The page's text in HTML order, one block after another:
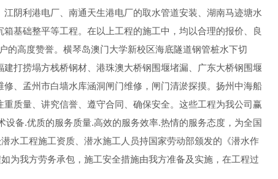
阴利港电厂、南通天生港电厂的取水管道安装、湖南马迹塘水
基础整平等工程。在以上工程的施工中，均以合理的报价、良
的高度赞誉。横琴岛澳门大学新校区海底隧道钢管桩水下切
打捞塌方栈桥钢材、港珠澳大桥钢围堰堵漏、广东大桥钢围堰
、孟州市白墙水库涵洞闸门维修，闸门清淤探摸。扬州中海船
质量、讲究信誉、遵守合同、确保安全。这些工程为我公司赢
备.优质的服务质量.高效的服务效率.热情的服务态度，为全国
水工程施工资质、潜水施工人员持国家劳动部颁发的《潜水作
为我方劳务承包，施工安全措施由我方准备及实施，在工程过